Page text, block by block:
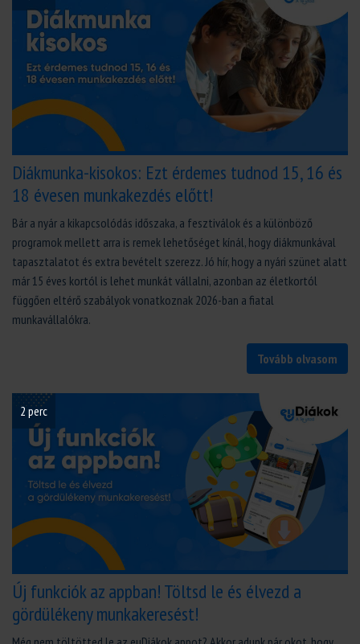
Diákmunka-kisokos: Ezt érdemes tudnod 15, 16 és
18 évesen munkakezdés előtt!
Bár a nyár a kikapcsolódás időszaka, a fesztiválok és a különböző
programok mellett arra is remek lehetőséget kínál, hogy diákmunkával
tapasztalatot és extra bevételt szerezz. Jó hír, hogy a nyári szünet alatt
már 15 éves kortól is lehet munkát vállalni, azonban az életkortól
függően eltérő szabályok vonatkoznak 2026-ban a fiatal
munkavállalókra.
Tovább olvasom
2 perc
Új funkciók az appban! Töltsd le és élvezd a
gördülékeny munkakeresést!